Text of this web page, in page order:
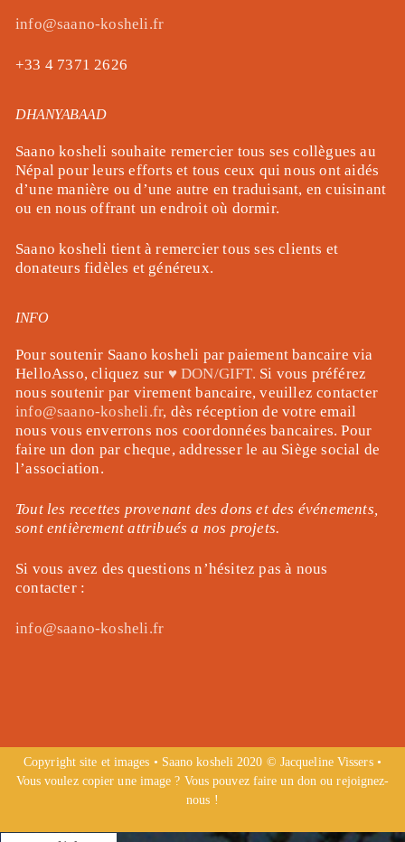
info@saano-kosheli.fr
+33 4 7371 2626
DHANYABAAD
Saano kosheli souhaite remercier tous ses collègues au
Népal pour leurs efforts et tous ceux qui nous ont aidés
d’une manière ou d’une autre en traduisant, en cuisinant
ou en nous offrant un endroit où dormir.
Saano kosheli tient à remercier tous ses clients et
donateurs fidèles et généreux.
INFO
Pour soutenir Saano kosheli par paiement bancaire via
HelloAsso, cliquez sur ♥ DON/GIFT. Si vous préférez
nous soutenir par virement bancaire, veuillez contacter
info@saano-kosheli.fr, dès réception de votre email
nous vous enverrons nos coordonnées bancaires. Pour
faire un don par cheque, addresser le au Siège social de
l’association.
Tout les recettes provenant des dons et des événements,
sont entièrement attribués a nos projets.
Si vous avez des questions n’hésitez pas à nous
contacter :
info@saano-kosheli.fr
Copyright site et images • Saano kosheli 2020 © Jacqueline Vissers •
Vous voulez copier une image ? Vous pouvez faire un don ou rejoignez-
nous !